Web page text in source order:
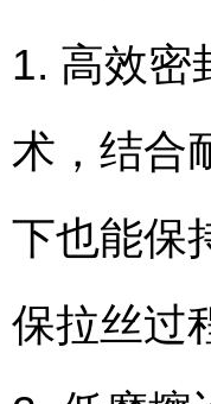
1. 高效密
术，结合
下也能保
保拉丝过